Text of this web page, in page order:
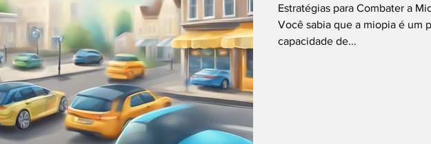
Estratégias para Combater a
Você sabia que a miopia é um
capacidade de...